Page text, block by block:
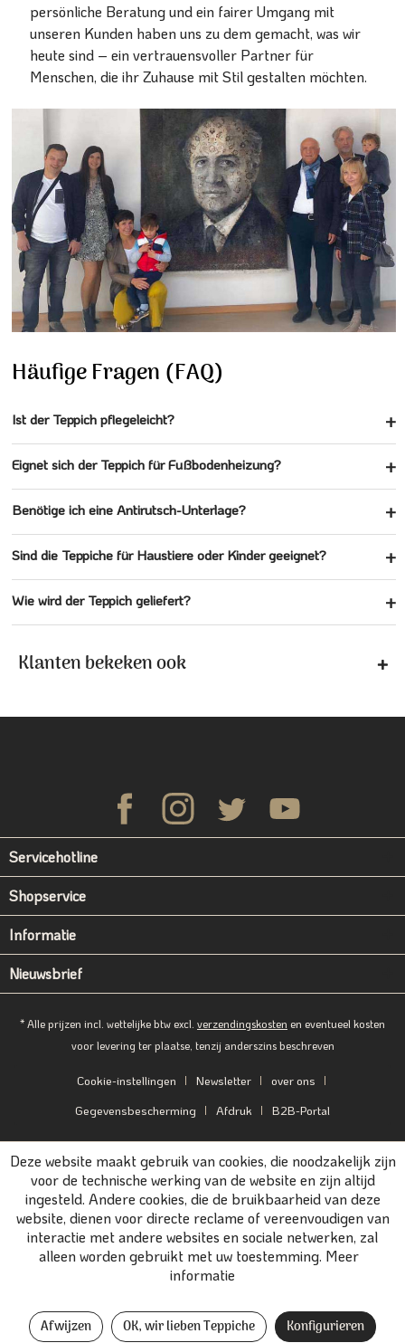
persönliche Beratung und ein fairer Umgang mit
unseren Kunden haben uns zu dem gemacht, was wir
heute sind – ein vertrauensvoller Partner für
Menschen, die ihr Zuhause mit Stil gestalten möchten.
Häufige Fragen (FAQ)
Ist der Teppich pflegeleicht?
Eignet sich der Teppich für Fußbodenheizung?
Benötige ich eine Antirutsch-Unterlage?
Sind die Teppiche für Haustiere oder Kinder geeignet?
Wie wird der Teppich geliefert?
Klanten bekeken ook
Servicehotline
Shopservice
Informatie
Nieuwsbrief
* Alle prijzen incl. wettelijke btw excl. verzendingskosten en eventueel kosten
voor levering ter plaatse, tenzij anderszins beschreven
Cookie-instellingen Newsletter
over ons
Gegevensbescherming
Afdruk B2B-Portal
Deze website maakt gebruik van cookies, die noodzakelijk zijn
voor de technische werking van de website en zijn altijd
ingesteld. Andere cookies, die de bruikbaarheid van deze
website, dienen voor directe reclame of vereenvoudigen van
interactie met andere websites en sociale netwerken, zal
alleen worden gebruikt met uw toestemming. Meer
informatie
Afwijzen OK, wir lieben Teppiche Konfigurieren